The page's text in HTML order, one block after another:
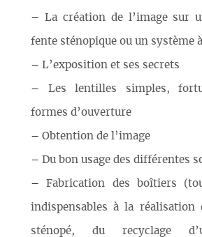
– La création de l’image sur
fente sténopique ou un système
– L’exposition et ses secrets
– Les lentilles simples,
formes d’ouverture
– Obtention de l’image
– Du bon usage des différentes
– Fabrication des boîtiers
indispensables à la réalisation
sténopé, du recyclage